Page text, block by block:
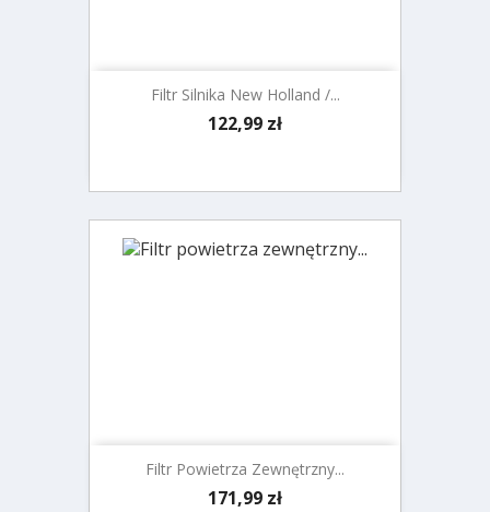
Filtr Silnika New Holland /...
Cena
122,99 zł
Filtr Powietrza Zewnętrzny...
Cena
171,99 zł